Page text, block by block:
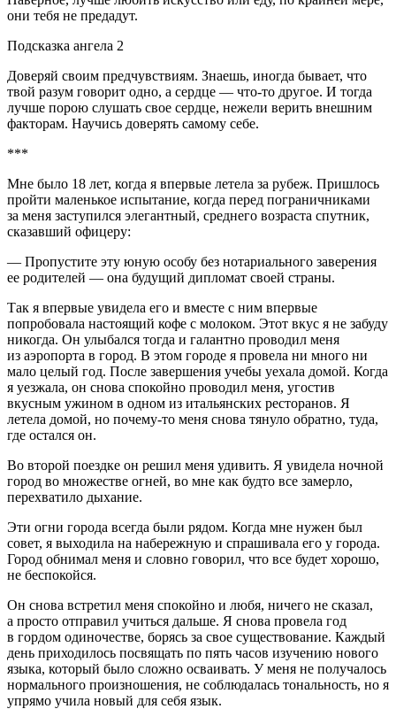
они тебя не предадут.
Подсказка ангела 2
Доверяй своим предчувствиям. Знаешь, иногда бывает, что
твой разум говорит одно, а сердце — что-то другое. И тогда
лучше порою слушать свое сердце, нежели верить внешним
факторам. Научись доверять самому себе.
***
Мне было 18 лет, когда я впервые летела за рубеж. Пришлось
пройти маленькое испытание, когда перед пограничниками
за меня заступился элегантный, среднего возраста спутник,
сказавший офицеру:
— Пропустите эту юную особу без нотариального заверения
ее родителей — она будущий дипломат своей страны.
Так я впервые увидела его и вместе с ним впервые
попробовала настоящий кофе с молоком. Этот вкус я не забуду
никогда. Он улыбался тогда и галантно проводил меня
из аэропорта в город. В этом городе я провела ни много ни
мало целый год. После завершения учебы уехала домой. Когда
я уезжала, он снова спокойно проводил меня, угостив
вкусным ужином в одном из итальянских ресторанов. Я
летела домой, но почему-то меня снова тянуло обратно, туда,
где остался он.
Во второй поездке он решил меня удивить. Я увидела ночной
город во множестве огней, во мне как будто все замерло,
перехватило дыхание.
Эти огни города всегда были рядом. Когда мне нужен был
совет, я выходила на набережную и спрашивала его у города.
Город обнимал меня и словно говорил, что все будет хорошо,
не беспокойся.
Он снова встретил меня спокойно и любя, ничего не сказал,
а просто отправил учиться дальше. Я снова провела год
в гордом одиночестве, борясь за свое существование. Каждый
день приходилось посвящать по пять часов изучению нового
языка, который было сложно осваивать. У меня не получалось
нормального произношения, не соблюдалась тональность, но я
упрямо учила новый для себя язык.